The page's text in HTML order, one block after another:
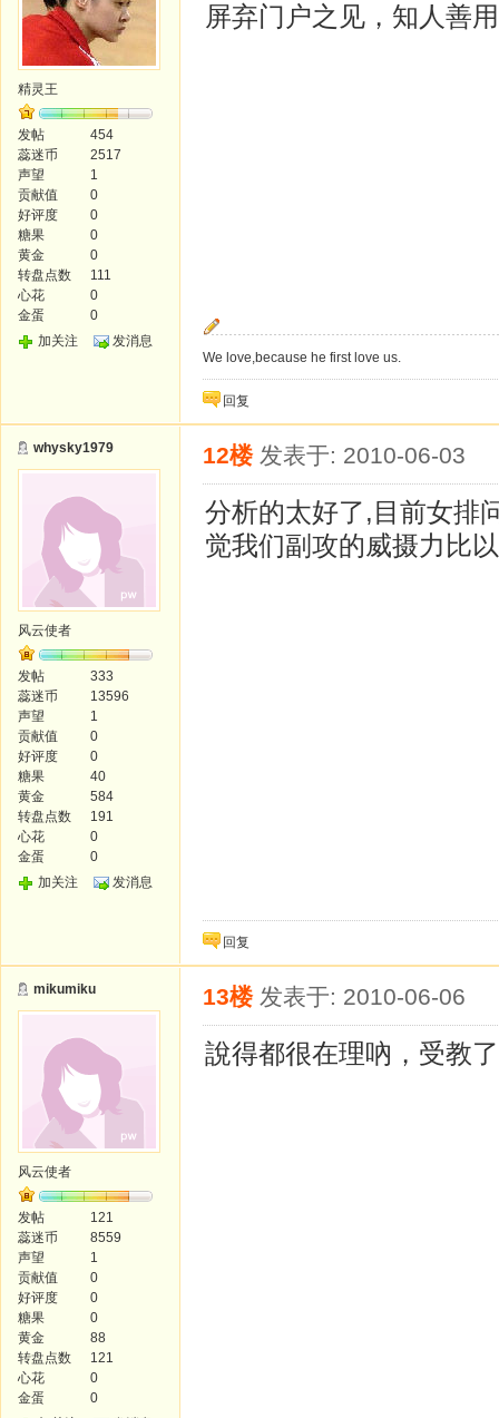
精灵王
发帖
454
蕊迷币
2517
声望
1
贡献值
0
好评度
0
糖果
0
黄金
0
转盘点数
111
心花
0
金蛋
0
加关注
发消息
屏弃门户之见，知人善
We love,because he first love us.
回复
whysky1979
风云使者
发帖
333
蕊迷币
13596
声望
1
贡献值
0
好评度
0
糖果
40
黄金
584
转盘点数
191
心花
0
金蛋
0
加关注
发消息
12楼 发表于: 2010-06-03
分析的太好了,目前女排
觉我们副攻的威摄力比
回复
mikumiku
风云使者
发帖
121
蕊迷币
8559
声望
1
贡献值
0
好评度
0
糖果
0
黄金
88
转盘点数
121
心花
0
金蛋
0
13楼 发表于: 2010-06-06
說得都很在理吶，受教